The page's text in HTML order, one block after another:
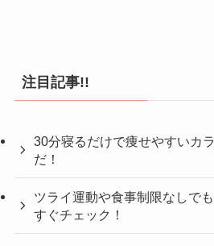
注目記事!!
30分寝るだけで痩せやすいカ
だ！
ツライ運動や食事制限なしで
すぐチェック！